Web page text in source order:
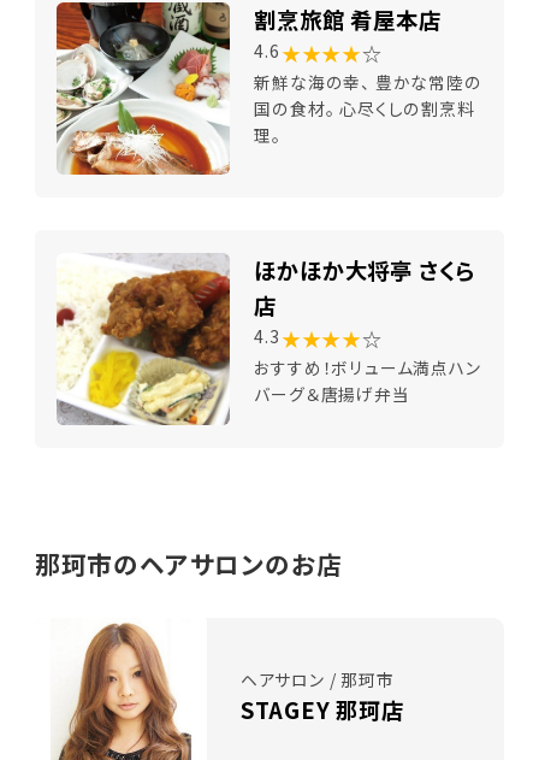
割烹旅館 肴屋本店
4.6 ★★★★☆
新鮮な海の幸、 豊かな常陸の
国の食材。 心尽くしの割烹料
理。
ほかほか大将亭 さくら
店
4.3 ★★★★☆
おすすめ！ボリューム満点ハン
バーグ＆唐揚げ弁当
那珂市のヘアサロンのお店
ヘアサロン / 那珂市
STAGEY 那珂店